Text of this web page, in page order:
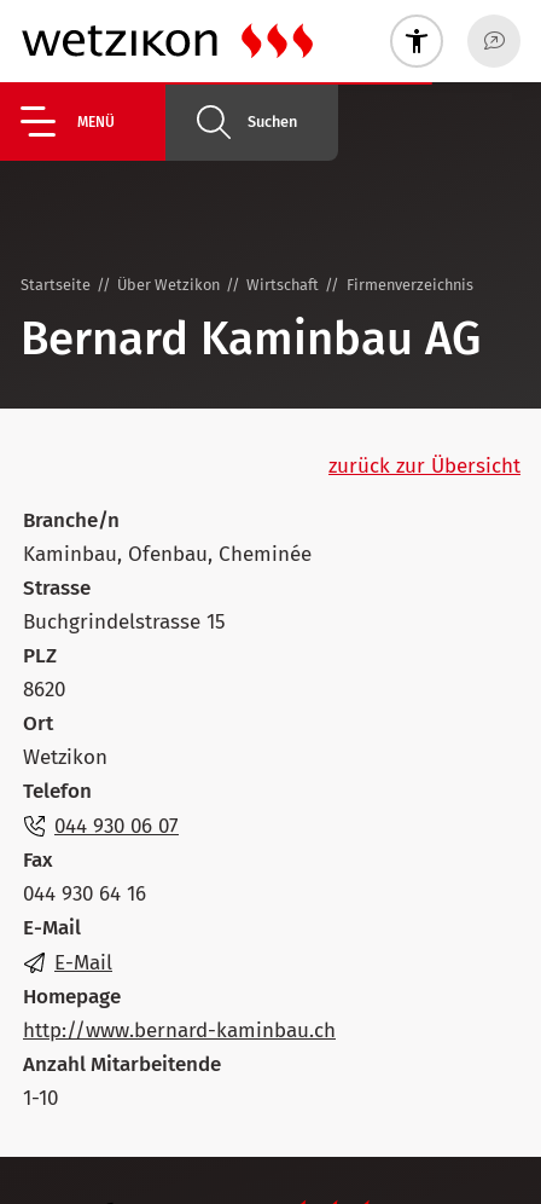
MENÜ Suchen
Startseite Über Wetzikon Wirtschaft Firmenverzeichnis
Bernard Kaminbau AG
zurück zur Übersicht
Branche/n
Kaminbau, Ofenbau, Cheminée
Strasse
Buchgrindelstrasse 15
PLZ
8620
Ort
Wetzikon
Telefon
044 930 06 07
Fax
044 930 64 16
E-Mail
E-Mail
Homepage
http://www.bernard-kaminbau.ch
Anzahl Mitarbeitende
1-10